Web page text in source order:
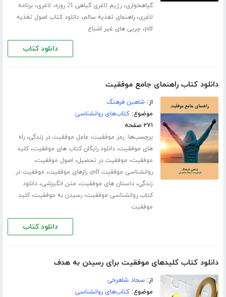
گیاهخواری،رژیم لاغری گیاهی 21 روزه ، لاغری،برنامه
لاغری،راهنمای تغذیه سالم،دانلود کتاب اصول تغذیه
pdf، چربی های غیر اشباع
دانلود کتاب
دانلود کتاب راهنمای جامع موفقیت
از:شاهین فرهنگ
موضوع:کتاب‌های روانشناسی
۲۷۱ صفحه
برچسب‌ها:رمز موفقیت، عامل موفقیت در زندگی،راه
های موفقیت،دانلود رایگان کتاب های موفقیت،کلید
موفقیت، موفقیت در تحصیل، اصول موفقیت،
روانشناسی موفقیت pdf ،رازهای موفقیت، موفقیت در
زندگی،داستان های موفقیت، متن انگیزشی،دانلود
کتاب روانشناسی موفقیت،رسیدن به موفقیت،کلید
موفقیت
دانلود کتاب
دانلود کتاب کلیدهای موفقیت برای رسیدن به هدف
از:سجاد شاهرخی
موضوع:کتاب‌های روانشناسی